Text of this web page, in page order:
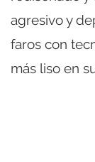
agresivo y
faros con
más liso en